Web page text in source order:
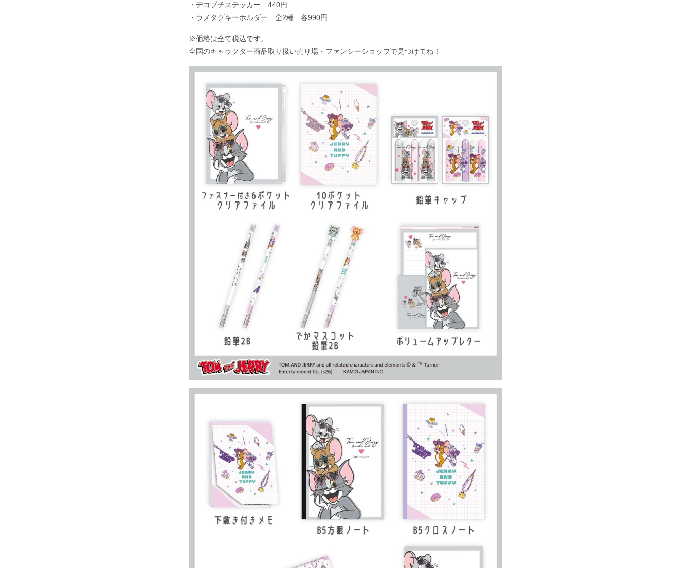
・デコプチステッカー 440円
・ラメタグキーホルダー 全2種 各990円
※価格は全て税込です。
全国のキャラクター商品取り扱い売り場・ファンシーショップで見つけてね！